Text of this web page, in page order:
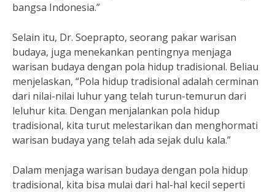
bangsa Indonesia.”
Selain itu, Dr. Soeprapto, seorang pakar warisan
budaya, juga menekankan pentingnya menjaga
warisan budaya dengan pola hidup tradisional. Beliau
menjelaskan, “Pola hidup tradisional adalah cerminan
dari nilai-nilai luhur yang telah turun-temurun dari
leluhur kita. Dengan menjalankan pola hidup
tradisional, kita turut melestarikan dan menghormati
warisan budaya yang telah ada sejak dulu kala.”
Dalam menjaga warisan budaya dengan pola hidup
tradisional, kita bisa mulai dari hal-hal kecil seperti